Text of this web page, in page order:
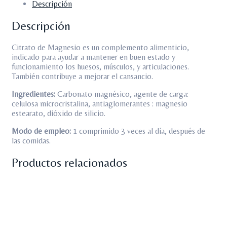
Descripción
Descripción
Citrato de Magnesio es un complemento alimenticio,
indicado para ayudar a mantener en buen estado y
funcionamiento los huesos, músculos, y articulaciones.
También contribuye a mejorar el cansancio.
Ingredientes: Carbonato magnésico, agente de carga:
celulosa microcristalina, antiaglomerantes : magnesio
estearato, dióxido de silicio.
Modo de empleo: 1 comprimido 3 veces al día, después de
las comidas.
Productos relacionados